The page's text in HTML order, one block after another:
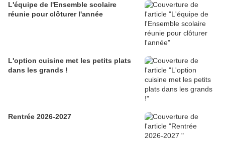
L'équipe de l'Ensemble scolaire
réunie pour clôturer l'année
L'option cuisine met les petits plats
dans les grands !
Rentrée 2026-2027